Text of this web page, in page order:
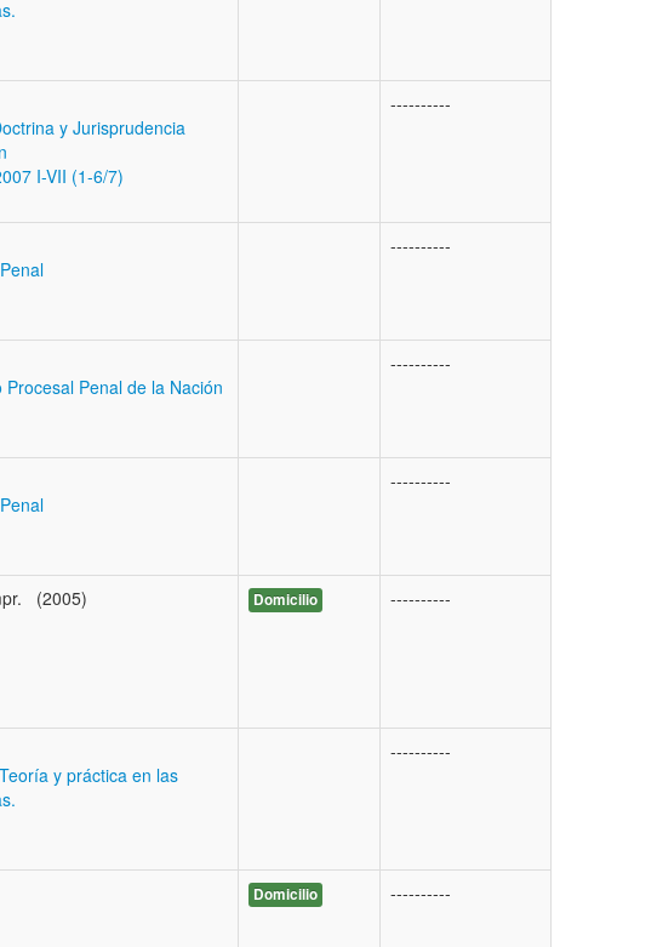
y Jurisprudencia
I-VII (1-6/7)
----------
----------
Procesal Penal de la Nación
----------
----------
(2005) Domicilio ----------
y práctica en las
----------
Domicilio ----------